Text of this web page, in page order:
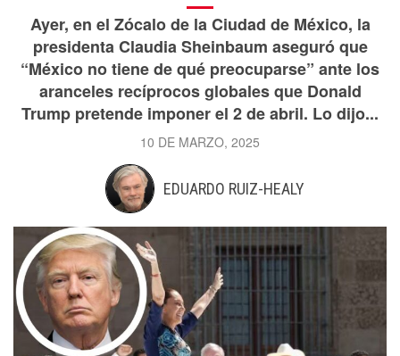
Ayer, en el Zócalo de la Ciudad de México, la
presidenta Claudia Sheinbaum aseguró que
“México no tiene de qué preocuparse” ante los
aranceles recíprocos globales que Donald
Trump pretende imponer el 2 de abril. Lo dijo...
10 DE MARZO, 2025
EDUARDO RUIZ-HEALY